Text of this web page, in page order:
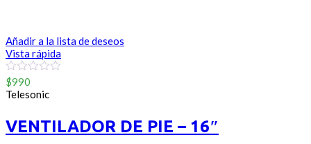
Añadir a la lista de deseos
Vista rápida
0
out
of
$990
Telesonic
VENTILADOR DE PIE – 16″